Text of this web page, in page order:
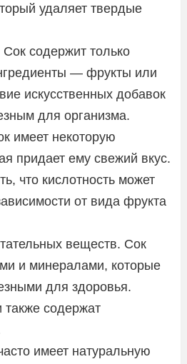
удаляет твердые
Сок содержит только
— фрукты или
искусственных добавок
для организма.
имеет некоторую
придает ему свежий вкус.
что кислотность может
от вида фрукта
веществ. Сок
и минералами, которые
для здоровья.
также содержат
имеет натуральную